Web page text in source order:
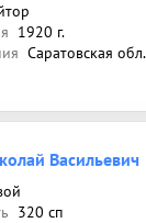
1920 г.
Саратовская
Васильевич
320 сп